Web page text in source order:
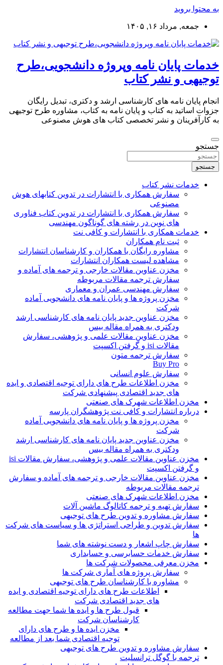
به محتوا بروید
جمعه, مرداد ۱۶, ۱۴۰۵
خدمات پایان نامه وپروژه دانشجویی،طرح
توجیهی و نشر کتاب
انجام پایان نامه های کارشناسی ارشد و دکتری، تبدیل رایگان
جزوات اساتید به کتاب و پایان نامه به کتاب، مشاوره طرح توجیهی
به کارآفرینان و نشر تخصصی کتاب های هوش مصنوعی
جستجو
جستجو
خدمات نشر کتاب
سفارش همکاری با انتشارات در تدوین کتابهای هوش
مصنوعی
سفارش همکاری با انتشارات در تدوین کتاب فناوری
های نوین در رشته های گوناگون مهندسی
خدمات همکاری با انتشارات و کافی نت
ثبت نام همکاران
مشاوره رایگان با همکاران و کارشناسان انتشارات
مشاهده لیست همکاران انتشارات
مخزن عناوین مقالات خارجی و ترجمه های آماده و
سفارش ترجمه مقالات مربوطه
سفارش مهندسی عمران و معماری
مخزن پروژه ها و پایان نامه های دانشجویی آماده
شرکت
مخزن عناوین جدید پایان نامه های کارشناسی ارشد
ودکتری به همراه مقاله بیس
مخزن عناوین مقالات علمی و پژوهشی، سفارش
مقالات isi و گرفتن اکسپت
سفارش ترجمه متون
Buy Pro
سفارش علوم انسانی
مخزن اطلاعات طرح های دارای توجیه اقتصادی و ایده
های جدید اقتصادی پیشنهادی شرکت
مخزن اطلاعات شهرک های صنعتی
درباره انتشارات و کافی نت پژوهشگران پارسه
مخزن پروژه ها و پایان نامه های دانشجویی آماده
شرکت
مخزن عناوین جدید پایان نامه های کارشناسی ارشد
ودکتری به همراه مقاله بیس
مخزن عناوین مقالات علمی و پژوهشی، سفارش مقالات isi
و گرفتن اکسپت
مخزن عناوین مقالات خارجی و ترجمه های آماده و سفارش
ترجمه مقالات مربوطه
مخزن اطلاعات شهرک های صنعتی
سفارش تهیه و ترجمه کاتالوگ ماشین آلات
سفارش مشاوره و تدوین طرح های توجیهی
سفارش تدوین و طراحی استراتژی ها و سیاست های شرکت
ها
سفارش چاپ اشعار و دست نوشته های شما
سفارش خدمات حسابرسی و حسابداری
مخزن معرفی محصولات شرکت ها
سفارش پروژه های آماری شرکت ها
مشاوره با کارشناسان طرح های توجیهی
اطلاعات طرح های دارای توجیه اقتصادی و ایده
های جدید اقتصادی شرکت
قبول طرح ها و ایده ها شما جهت مطالعه
کارشناسان شرکت
مخزن ایده ها و طرح های دارای
توجیه اقتصادی شما بعد از مطالعه
سفارش مشاوره و تدوین طرح های توجیهی
ترجمه با گوگل ترانسلیت